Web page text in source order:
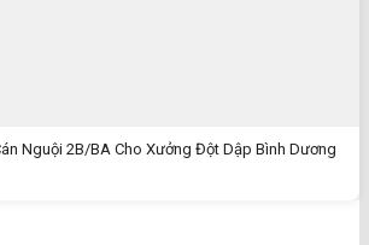
Nguội 2B/BA Cho Xưởng Đột Dập Bình Dương